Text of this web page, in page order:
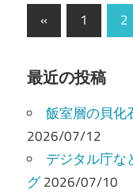
投
稿
の
ペ
ー
ジ
«
の
記
事
1 2
最近の投稿
飯室層の貝化
2026/07/12
デジタル庁な
グ2026/07/10